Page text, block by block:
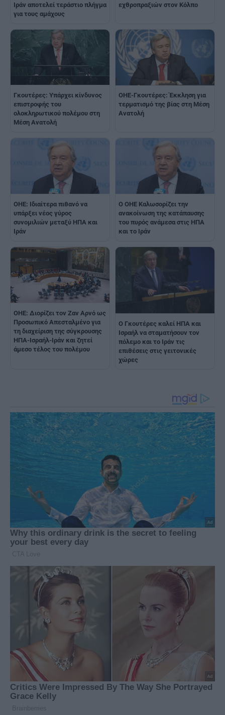
Ιράν αποτελεί τεράστιο πλήγμα
για τους αμάχους
εχθροπραξιών στον Κόλπο
Γκουτέρες: Υπάρχει κίνδυνος
επιστροφής του
ολοκληρωτικού πολέμου στη
Μέση Ανατολή
ΟΗΕ-Γκουτέρες: Έκκληση για
τερματισμό της βίας στη Μέση
Ανατολή
ΟΗΕ: Ιδιαίτερα πιθανό να
υπάρξει νέος γύρος
συνομιλιών μεταξύ ΗΠΑ και
Iράν
Ο ΟΗΕ Καλωσορίζει την
ανακοίνωση της κατάπαυσης
του πυρός ανάμεσα στις ΗΠΑ
και το Ιράν
ΟΗΕ: Διορίζει τον Ζαν Αρνό ως
Προσωπικό Απεσταλμένο για
τη διαχείριση της σύγκρουσης
ΗΠΑ-Ισραήλ-Iράν και ζητεί
άμεσο τέλος του πολέμου
O Γκουτέρες καλεί ΗΠΑ και
Ισραήλ να σταματήσουν τον
πόλεμο και το Ιράν τις
επιθέσεις στις γειτονικές
χώρες